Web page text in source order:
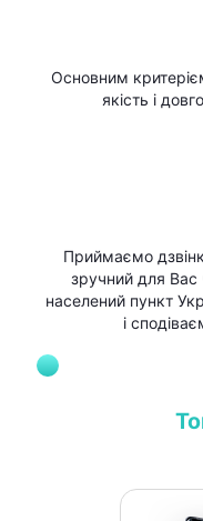
Основним
якість і
Приймаємо
зручний для Вас
населений пункт
і